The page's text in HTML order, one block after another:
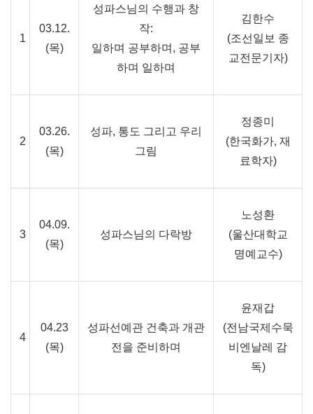
1
03.12.
(목)
성파스님의 수행과 창
작:
일하며 공부하며, 공부
하며 일하며
김한수
(조선일보 종
교전문기자)
2
03.26.
(목)
성파, 통도 그리고 우리
그림
정종미
(한국화가, 재
료학자)
3
04.09.
(목)
성파스님의 다락방
노성환
(울산대학교
명예교수)
4
04.23
(목)
성파선예관 건축과 개관
전을 준비하며
윤재갑
(전남국제수묵
비엔날레 감
독)